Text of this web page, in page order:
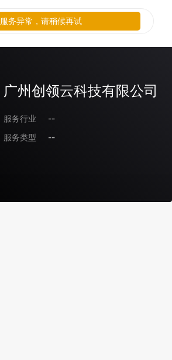
广州创领云科技有限公司
服务行业
--
服务类型
--
服务异常，请稍候再试